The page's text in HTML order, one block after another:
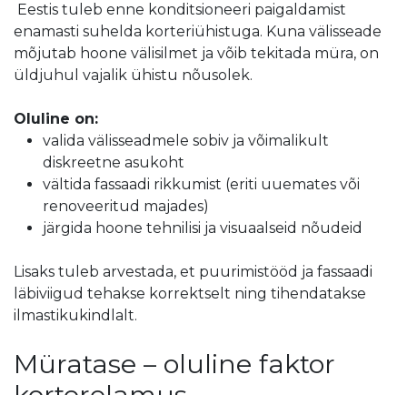
Eestis tuleb enne konditsioneeri paigaldamist
enamasti suhelda korteriühistuga. Kuna välisseade
mõjutab hoone välisilmet ja võib tekitada müra, on
üldjuhul vajalik ühistu nõusolek.
Oluline on:
valida välisseadmele sobiv ja võimalikult
diskreetne asukoht
vältida fassaadi rikkumist (eriti uuemates või
renoveeritud majades)
järgida hoone tehnilisi ja visuaalseid nõudeid
Lisaks tuleb arvestada, et puurimistööd ja fassaadi
läbiviigud tehakse korrektselt ning tihendatakse
ilmastikukindlalt.
Müratase – oluline faktor